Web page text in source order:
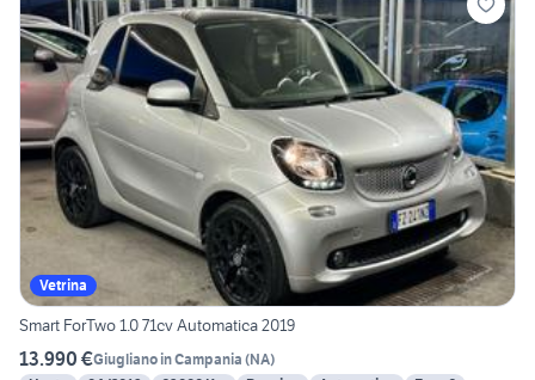
Vetrina
Smart ForTwo 1.0 71cv Automatica 2019
13.990 €Giugliano in Campania (NA)